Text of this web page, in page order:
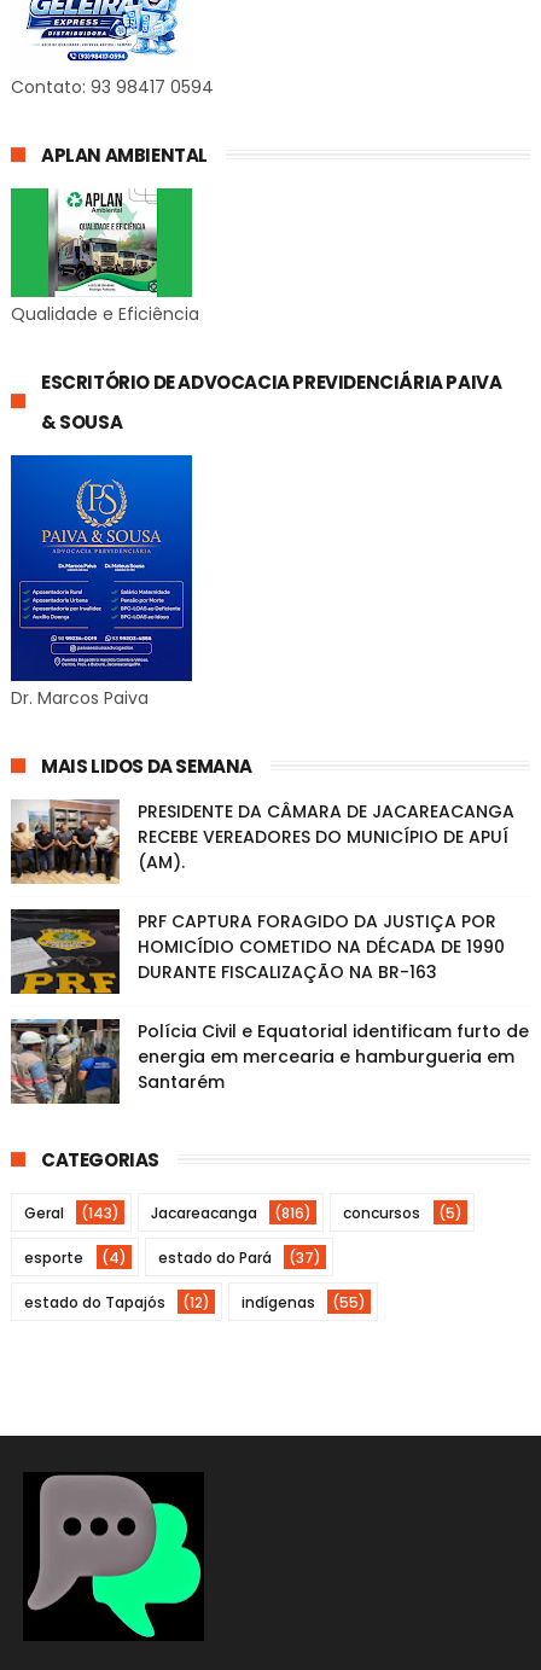
Contato: 93 98417 0594
APLAN AMBIENTAL
Qualidade e Eficiência
ESCRITÓRIO DE ADVOCACIA PREVIDENCIÁRIA PAIVA
& SOUSA
Dr. Marcos Paiva
MAIS LIDOS DA SEMANA
PRESIDENTE DA CÂMARA DE JACAREACANGA
RECEBE VEREADORES DO MUNICÍPIO DE APUÍ
(AM).
PRF CAPTURA FORAGIDO DA JUSTIÇA POR
HOMICÍDIO COMETIDO NA DÉCADA DE 1990
DURANTE FISCALIZAÇÃO NA BR-163
Polícia Civil e Equatorial identificam furto de
energia em mercearia e hamburgueria em
Santarém
CATEGORIAS
Geral (143) Jacareacanga (816) concursos (5)
esporte (4) estado do Pará (37)
estado do Tapajós (12) indígenas (55)